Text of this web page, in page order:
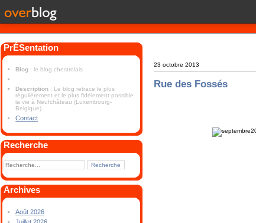
PrÉSentation
Blog : le blog chestrolais
Description : Le blog retrace le plus
régulièrement et le plus fidèlement possible
la vie à Neufchâteau (Luxembourg-
Belgique).
Contact
Recherche
Archives
Août 2026
23 octobre 2013
Rue des Fossés